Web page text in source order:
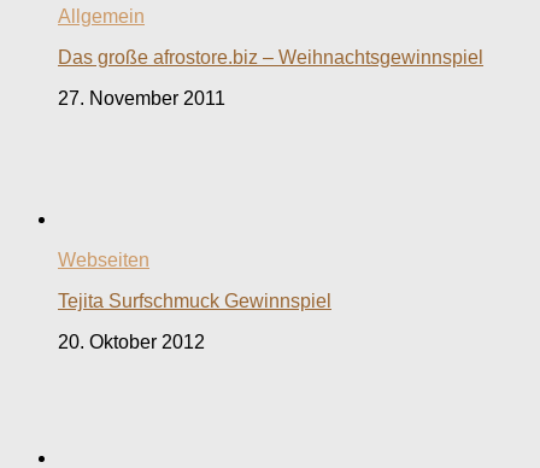
Allgemein
Das große afrostore.biz – Weihnachtsgewinnspiel
27. November 2011
Webseiten
Tejita Surfschmuck Gewinnspiel
20. Oktober 2012